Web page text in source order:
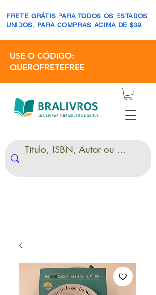
FRETE GRÁTIS PARA TODOS OS ESTADOS
UNIDOS, PARA COMPRAS ACIMA DE $39.
USE O CÓDIGO:
QUEROFRETEFREE